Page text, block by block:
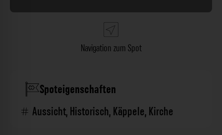
Navigation zum Spot
Spoteigenschaften
Aussicht,Historisch,Käppele,Kirche